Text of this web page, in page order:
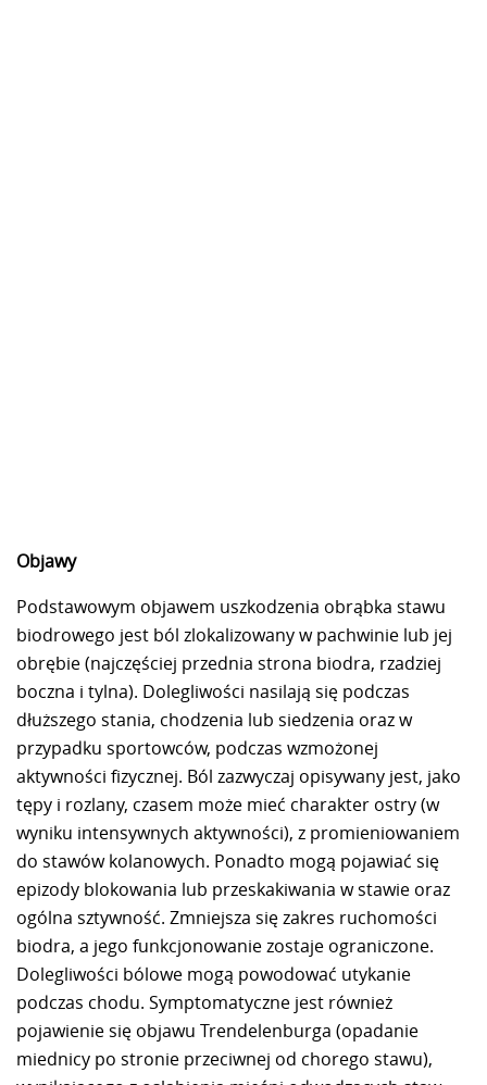
Objawy
Podstawowym objawem uszkodzenia obrąbka stawu
biodrowego jest ból zlokalizowany w pachwinie lub jej
obrębie (najczęściej przednia strona biodra, rzadziej
boczna i tylna). Dolegliwości nasilają się podczas
dłuższego stania, chodzenia lub siedzenia oraz w
przypadku sportowców, podczas wzmożonej
aktywności fizycznej. Ból zazwyczaj opisywany jest, jako
tępy i rozlany, czasem może mieć charakter ostry (w
wyniku intensywnych aktywności), z promieniowaniem
do stawów kolanowych. Ponadto mogą pojawiać się
epizody blokowania lub przeskakiwania w stawie oraz
ogólna sztywność. Zmniejsza się zakres ruchomości
biodra, a jego funkcjonowanie zostaje ograniczone.
Dolegliwości bólowe mogą powodować utykanie
podczas chodu. Symptomatyczne jest również
pojawienie się objawu Trendelenburga (opadanie
miednicy po stronie przeciwnej od chorego stawu),